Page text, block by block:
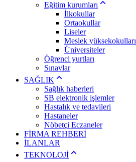
Eğitim kurumları
İlkokullar
Ortaokullar
Liseler
Meslek yüksekokulları
Üniversiteler
Öğrenci yurtları
Sınavlar
SAĞLIK
Sağlık haberleri
SB elektronik işlemler
Hastalık ve tedavileri
Hastaneler
Nöbetçi Eczaneler
FİRMA REHBERİ
İLANLAR
TEKNOLOJİ